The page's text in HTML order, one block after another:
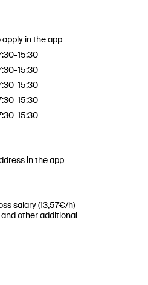
in the app
15:30
15:30
15:30
15:30
15:30
in the app
salary (13,57€/h)
other additional